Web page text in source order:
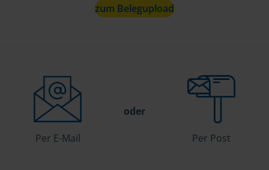
zum Belegupload
Per E-Mail
oder
Per Post